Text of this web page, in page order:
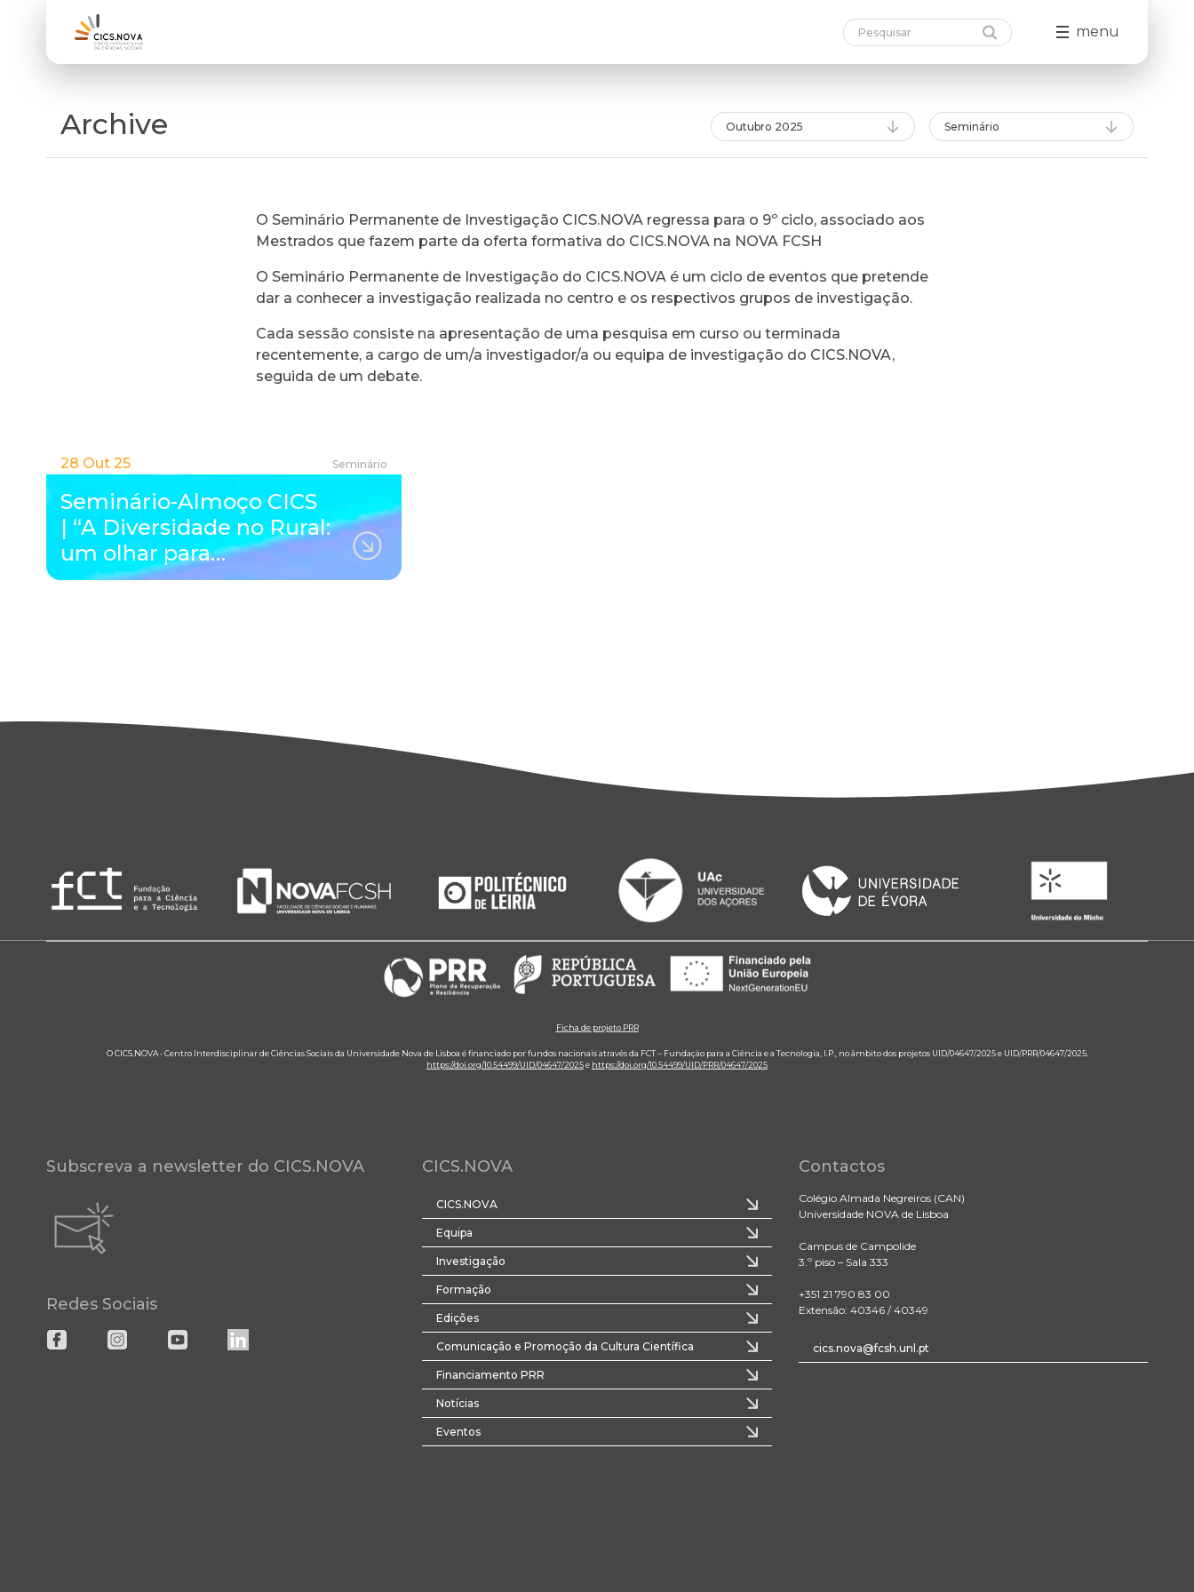
menu
Archive Outubro 2025 Seminário
O Seminário Permanente de Investigação CICS.NOVA regressa para o 9º ciclo, associado aos
Mestrados que fazem parte da oferta formativa do CICS.NOVA na NOVA FCSH
O Seminário Permanente de Investigação do CICS.NOVA é um ciclo de eventos que pretende
dar a conhecer a investigação realizada no centro e os respectivos grupos de investigação.
Cada sessão consiste na apresentação de uma pesquisa em curso ou terminada
recentemente, a cargo de um/a investigador/a ou equipa de investigação do CICS.NOVA,
seguida de um debate.
28 Out 25 Seminário
Seminário-Almoço CICS
| “A Diversidade no Rural:
um olhar para…
Ficha de projeto PRR
O CICS.NOVA - Centro Interdisciplinar de Ciências Sociais da Universidade Nova de Lisboa é financiado por fundos nacionais através da FCT – Fundação para a Ciência e a Tecnologia, I.P., no âmbito dos projetos UID/04647/2025 e UID/PRR/04647/2025.
https://doi.org/10.54499/UID/04647/2025e https://doi.org/10.54499/UID/PRR/04647/2025
Subscreva a newsletter do CICS.NOVA
Redes Sociais
CICS.NOVA
CICS.NOVA
Equipa
Investigação
Formação
Edições
Comunicação e Promoção da Cultura Científica
Financiamento PRR
Notícias
Eventos
Contactos
Colégio Almada Negreiros (CAN)
Universidade NOVA de Lisboa
Campus de Campolide
3.º piso – Sala 333
+351 21 790 83 00
Extensão: 40346 / 40349
cics.nova@fcsh.unl.pt